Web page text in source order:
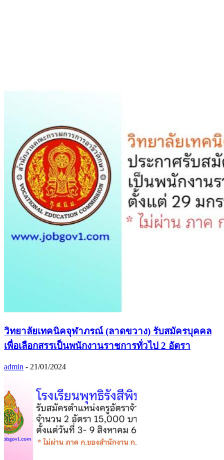
วิทยาลัยเทคนิคจุฬาภรณ์ (ลาดขวาง) รับสมัครบุคคล
เพื่อเลือกสรรเป็นพนักงานราชการทั่วไป 2 อัตรา
admin - 21/01/2024